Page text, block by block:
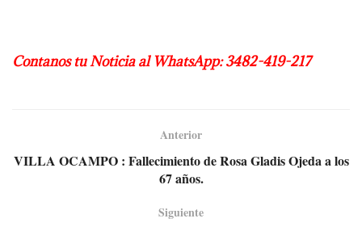
Contanos tu Noticia al WhatsApp: 3482-419-217
Anterior
VILLA OCAMPO : Fallecimiento de Rosa Gladis Ojeda a los
67 años.
Siguiente